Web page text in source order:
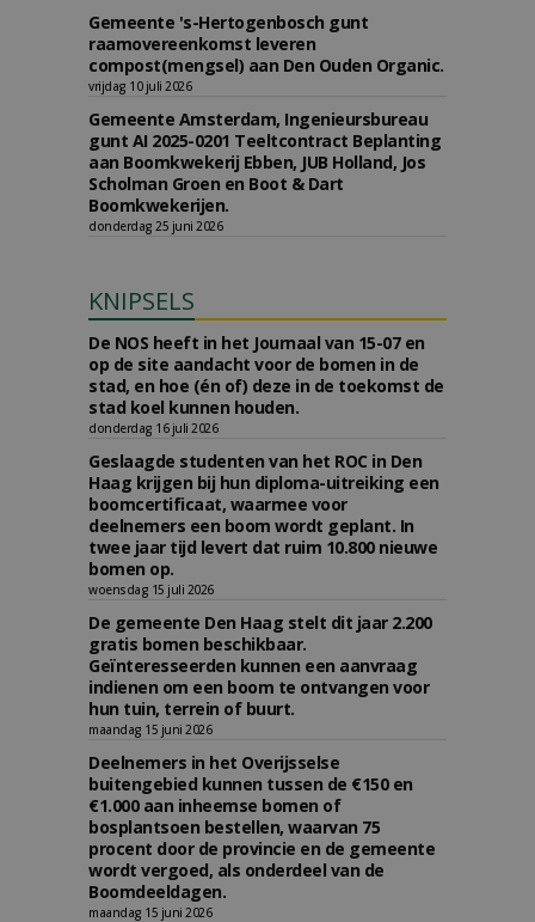
Gemeente 's-Hertogenbosch gunt
raamovereenkomst leveren
compost(mengsel) aan Den Ouden Organic.
vrijdag 10 juli 2026
Gemeente Amsterdam, Ingenieursbureau
gunt AI 2025-0201 Teeltcontract Beplanting
aan Boomkwekerij Ebben, JUB Holland, Jos
Scholman Groen en Boot & Dart
Boomkwekerijen.
donderdag 25 juni 2026
KNIPSELS
De NOS heeft in het Journaal van 15-07 en
op de site aandacht voor de bomen in de
stad, en hoe (én of) deze in de toekomst de
stad koel kunnen houden.
donderdag 16 juli 2026
Geslaagde studenten van het ROC in Den
Haag krijgen bij hun diploma-uitreiking een
boomcertificaat, waarmee voor
deelnemers een boom wordt geplant. In
twee jaar tijd levert dat ruim 10.800 nieuwe
bomen op.
woensdag 15 juli 2026
De gemeente Den Haag stelt dit jaar 2.200
gratis bomen beschikbaar.
Geïnteresseerden kunnen een aanvraag
indienen om een boom te ontvangen voor
hun tuin, terrein of buurt.
maandag 15 juni 2026
Deelnemers in het Overijsselse
buitengebied kunnen tussen de €150 en
€1.000 aan inheemse bomen of
bosplantsoen bestellen, waarvan 75
procent door de provincie en de gemeente
wordt vergoed, als onderdeel van de
Boomdeeldagen.
maandag 15 juni 2026